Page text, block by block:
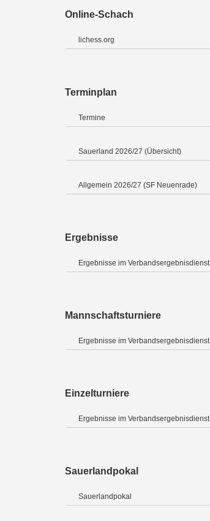
Online-Schach
lichess.org
Terminplan
Termine
Sauerland 2026/27 (Übersicht)
Allgemein 2026/27 (SF Neuenrade)
Ergebnisse
Ergebnisse im Verbandsergebnisdienst
Mannschaftsturniere
Ergebnisse im Verbandsergebnisdienst
Einzelturniere
Ergebnisse im Verbandsergebnisdienst
Sauerlandpokal
Sauerlandpokal